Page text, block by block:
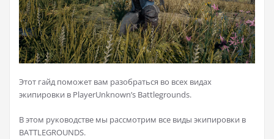
Этот гайд поможет вам разобраться во всех видах
экипировки в PlayerUnknown’s Battlegrounds.
В этом руководстве мы рассмотрим все виды экипировки в
BATTLEGROUNDS.